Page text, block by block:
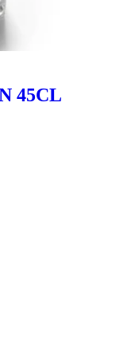
45CL